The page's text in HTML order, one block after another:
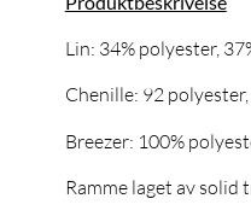
Lin: 34% polyester,
Chenille: 92
Breezer: 100%
Ramme laget av solid